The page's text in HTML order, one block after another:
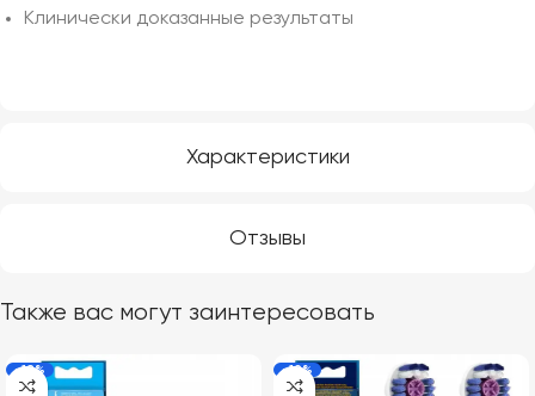
Характеристики
Отзывы
Клинически доказанные результаты
Также вас могут заинтересовать
-18% -19%